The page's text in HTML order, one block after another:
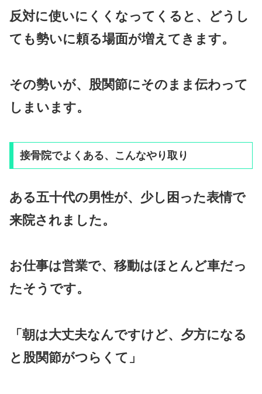
反対に使いにくくなってくると、どうし
ても勢いに頼る場面が増えてきます。
その勢いが、股関節にそのまま伝わって
しまいます。
接骨院でよくある、こんなやり取り
ある五十代の男性が、少し困った表情で
来院されました。
お仕事は営業で、移動はほとんど車だっ
たそうです。
「朝は大丈夫なんですけど、夕方になる
と股関節がつらくて」